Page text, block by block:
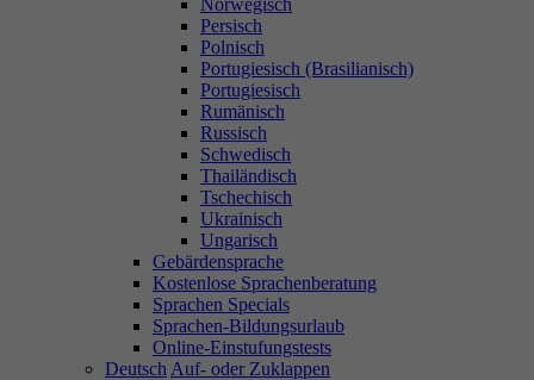
Norwegisch
Persisch
Polnisch
Portugiesisch (Brasilianisch)
Portugiesisch
Rumänisch
Russisch
Schwedisch
Thailändisch
Tschechisch
Ukrainisch
Ungarisch
Gebärdensprache
Kostenlose Sprachenberatung
Sprachen Specials
Sprachen-Bildungsurlaub
Online-Einstufungstests
Deutsch Auf- oder Zuklappen